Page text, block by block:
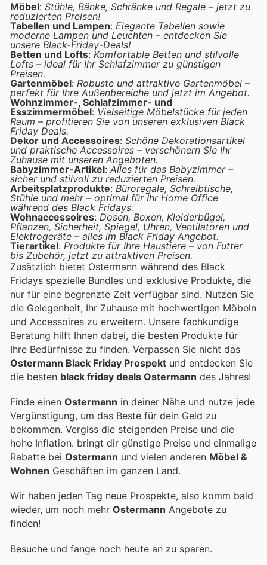
Möbel: Stühle, Bänke, Schränke und Regale – jetzt zu
reduzierten Preisen!
Tabellen und Lampen: Elegante Tabellen sowie
moderne Lampen und Leuchten – entdecken Sie
unsere Black-Friday-Deals!
Betten und Lofts: Komfortable Betten und stilvolle
Lofts – ideal für Ihr Schlafzimmer zu günstigen
Preisen.
Gartenmöbel: Robuste und attraktive Gartenmöbel –
perfekt für Ihre Außenbereiche und jetzt im Angebot.
Wohnzimmer-, Schlafzimmer- und
Esszimmermöbel: Vielseitige Möbelstücke für jeden
Raum – profitieren Sie von unseren exklusiven Black
Friday Deals.
Dekor und Accessoires: Schöne Dekorationsartikel
und praktische Accessoires – verschönern Sie Ihr
Zuhause mit unseren Angeboten.
Babyzimmer-Artikel: Alles für das Babyzimmer –
sicher und stilvoll zu reduzierten Preisen.
Arbeitsplatzprodukte: Büroregale, Schreibtische,
Stühle und mehr – optimal für Ihr Home Office
während des Black Fridays.
Wohnaccessoires: Dosen, Boxen, Kleiderbügel,
Pflanzen, Sicherheit, Spiegel, Uhren, Ventilatoren und
Elektrogeräte – alles im Black Friday Angebot.
Tierartikel: Produkte für Ihre Haustiere – von Futter
bis Zubehör, jetzt zu attraktiven Preisen.
Zusätzlich bietet Ostermann während des Black
Fridays spezielle Bundles und exklusive Produkte, die
nur für eine begrenzte Zeit verfügbar sind. Nutzen Sie
die Gelegenheit, Ihr Zuhause mit hochwertigen Möbeln
und Accessoires zu erweitern. Unsere fachkundige
Beratung hilft Ihnen dabei, die besten Produkte für
Ihre Bedürfnisse zu finden. Verpassen Sie nicht das
Ostermann Black Friday Prospekt und entdecken Sie
die besten black friday deals Ostermann des Jahres!
Finde einen Ostermann in deiner Nähe und nutze jede
Vergünstigung, um das Beste für dein Geld zu
bekommen. Vergiss die steigenden Preise und die
hohe Inflation. bringt dir günstige Preise und einmalige
Rabatte bei Ostermann und vielen anderen Möbel &
Wohnen Geschäften im ganzen Land.
Wir haben jeden Tag neue Prospekte, also komm bald
wieder, um noch mehr Ostermann Angebote zu
finden!
Besuche und fange noch heute an zu sparen.